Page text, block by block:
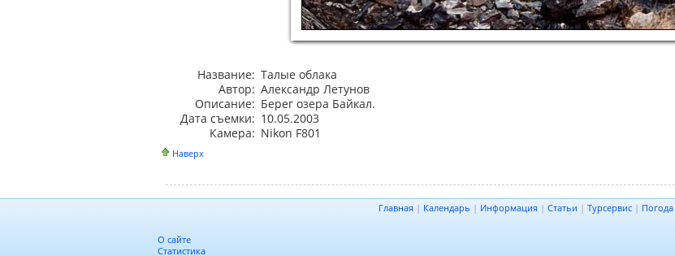
Название: Талые облака
Автор: Александр Летунов
Описание: Берег озера Байкал.
Дата съемки: 10.05.2003
Камера: Nikon F801
Наверх
Главная | Календарь | Информация | Статьи | Турсервис | Погода
О сайте
Статистика